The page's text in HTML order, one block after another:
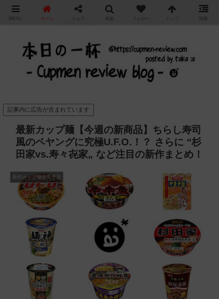
カップ麺の新商品をレビュー / アレンジするブログ
記事内に広告が含まれています
最新カップ麺【今週の新商品】ちらし寿司
風のペヤングに究極U.F.O.！？ さらに “杉
田家vs.寿々㐂家„ など注目の新作まとめ！
新作カップ麺発売予定
MENU ホーム シェア 検索 フォロー トップ 情報